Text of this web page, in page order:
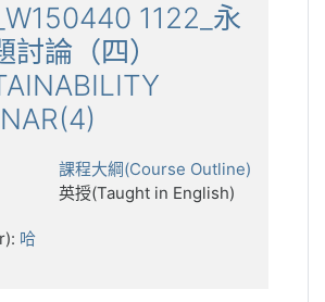
1122_永
討論（四）
課程大綱(Course Outline)
英授(Taught in English)
哈